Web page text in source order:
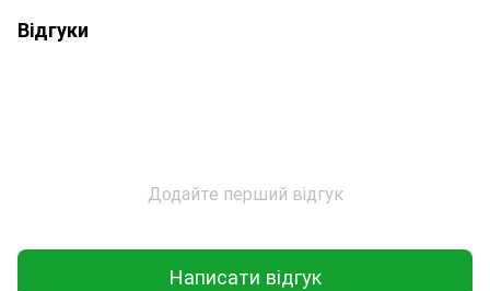
Відгуки
Додайте перший відгук
Написати відгук